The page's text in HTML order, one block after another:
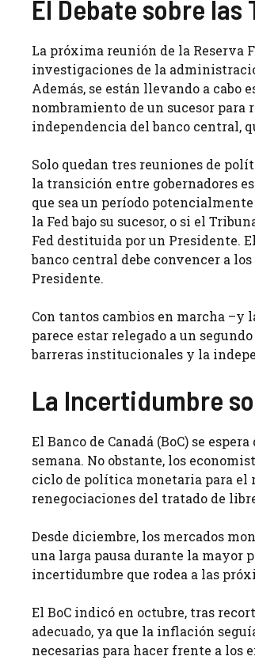
El Debate sobre las
La próxima reunión de la Reserva
investigaciones de la
Además, se están llevando a cabo
nombramiento de un sucesor para
independencia del banco central,
Solo quedan tres reuniones de
la transición entre gobernadores
que sea un período
la Fed bajo su sucesor, o si el
Fed destituida por un Presidente.
banco central debe convencer a
Presidente.
Con tantos cambios en marcha –y
parece estar relegado a un
barreras institucionales y la
La Incertidumbre
El Banco de Canadá (BoC) se
semana. No obstante, los
ciclo de política monetaria para el
renegociaciones del tratado de
Desde diciembre, los mercados
una larga pausa durante la mayor
incertidumbre que rodea a las
El BoC indicó en octubre, tras
adecuado, ya que la inflación
necesarias para hacer frente a los